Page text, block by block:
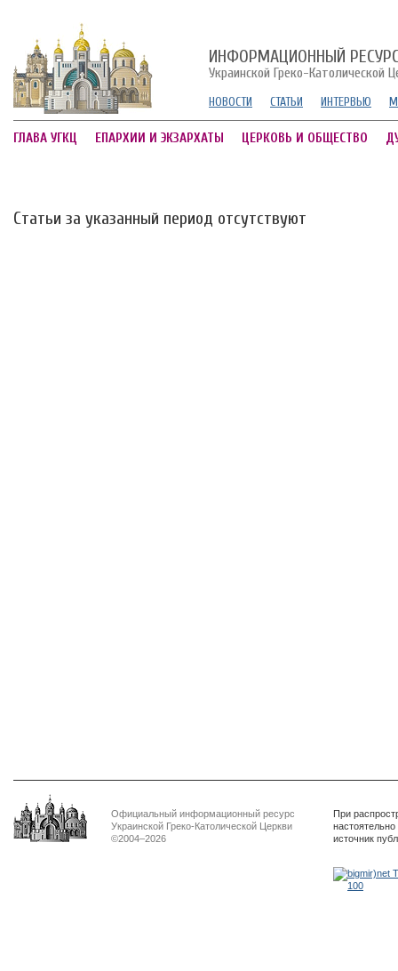
ИНФОРМАЦИОННЫЙ
Украинской Греко-Католической
НОВОСТИ СТАТЬИ ИНТЕРВЬЮ
ГЛАВА УГКЦ ЕПАРХИИ И ЭКЗАРХАТЫ ЦЕРКОВЬ И ОБЩЕСТВО
Статьи за указанный период отсутствуют
Официальный информационный ресурс
Украинской Греко-Католической Церкви
©2004–2026
При
источник